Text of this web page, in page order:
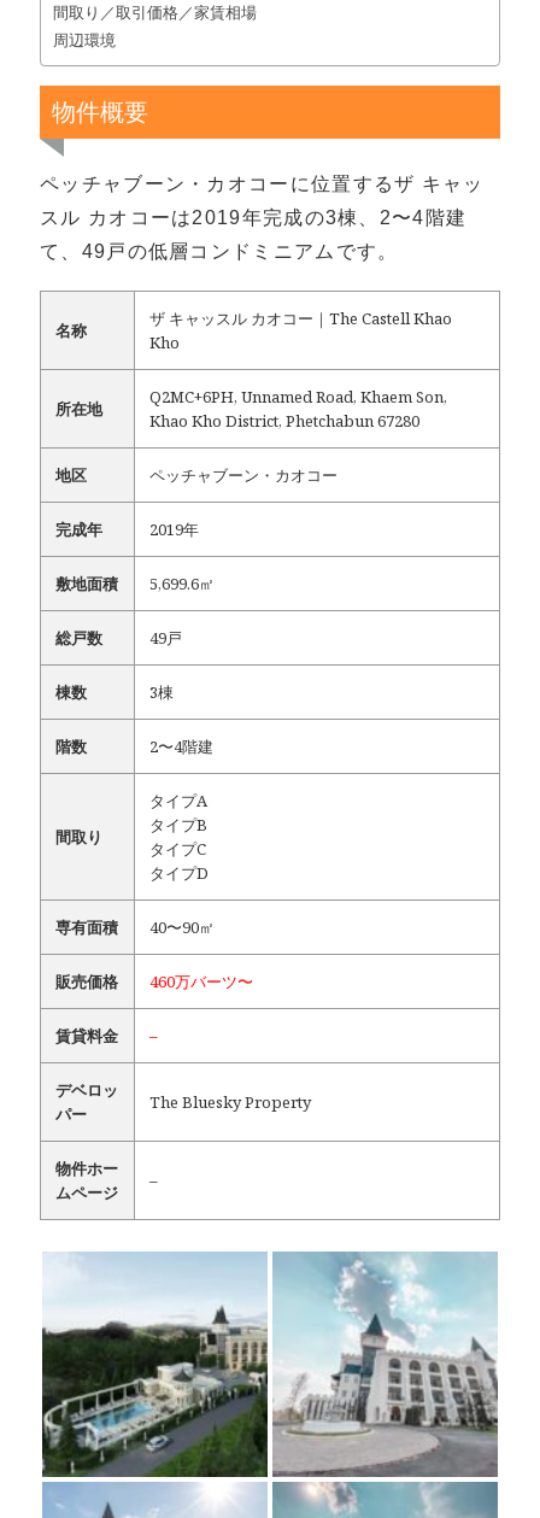
間取り／取引価格／家賃相場
周辺環境
物件概要
ペッチャブーン・カオコーに位置するザ キャッ
スル カオコーは2019年完成の3棟、2〜4階建
て、49戸の低層コンドミニアムです。
名称
ザ キャッスル カオコー｜The Castell Khao
Kho
所在地
Q2MC+6PH, Unnamed Road, Khaem Son,
Khao Kho District, Phetchabun 67280
地区 ペッチャブーン・カオコー
完成年 2019年
敷地面積 5,699.6㎡
総戸数 49戸
棟数 3棟
階数 2〜4階建
間取り
タイプA
タイプB
タイプC
タイプD
専有面積 40〜90㎡
販売価格 460万バーツ〜
賃貸料金 –
デベロッ
パー
The Bluesky Property
物件ホー
ムページ
–